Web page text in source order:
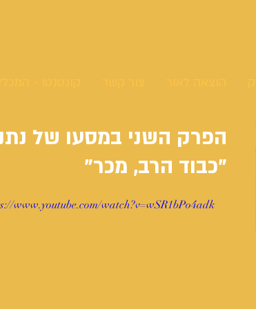
הפרק השני במסעו של
"כבוד הרב, מכר"
www.youtube.com/watch?v=wSR1bPo4adk